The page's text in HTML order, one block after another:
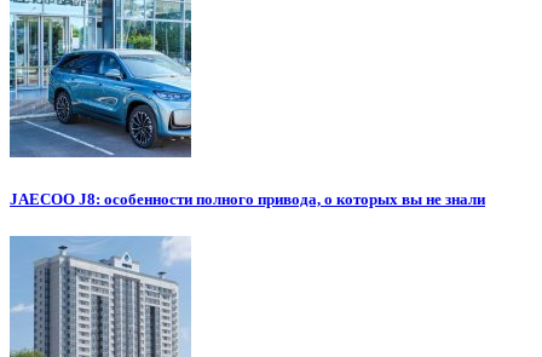
JAECOO J8: особенности полного привода, о которых вы не знали